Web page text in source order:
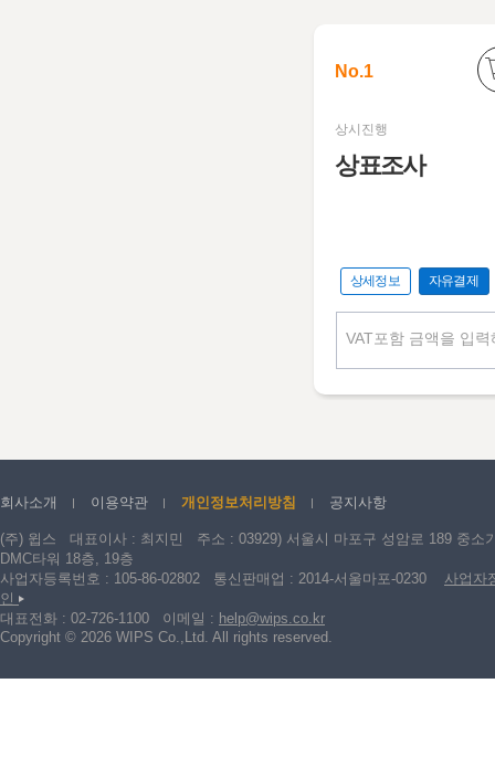
No.1
상시진행
상표조사
상세정보 자유결제
VAT포함 금액을 입
회사소개 이용약관 개인정보처리방침 공지사항
(주) 윕스 대표이사 : 최지민 주소 : 03929) 서울시 마포구 성암로 189 중소
DMC타워 18층, 19층
사업자등록번호 : 105-86-02802 통신판매업 : 2014-서울마포-0230 사업자
인
대표전화 : 02-726-1100 이메일 : help@wips.co.kr
Copyright © 2026 WIPS Co.,Ltd. All rights reserved.